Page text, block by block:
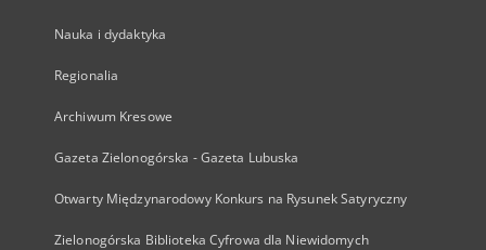
Nauka i dydaktyka
Regionalia
Archiwum Kresowe
Gazeta Zielonogórska - Gazeta Lubuska
Otwarty Międzynarodowy Konkurs na Rysunek Satyryczny
Zielonogórska Biblioteka Cyfrowa dla Niewidomych